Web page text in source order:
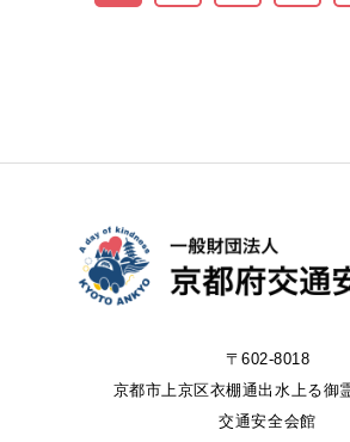
〒602-8018
京都市上京区衣棚通出水上る御
交通安全会館